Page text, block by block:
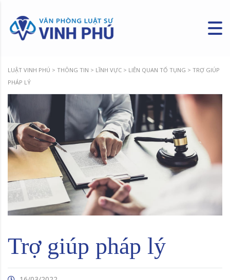
LUẬT VINH PHÚ > THÔNG TIN > LĨNH VỰC > LIÊN QUAN TỐ TỤNG > TRỢ GIÚP
PHÁP LÝ
Trợ giúp pháp lý